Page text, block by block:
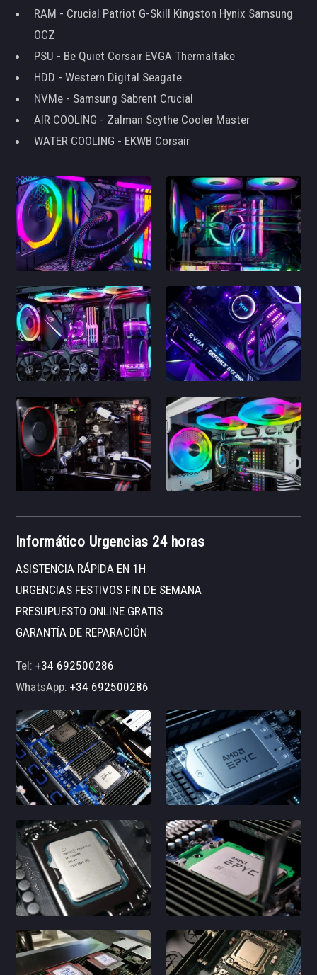
RAM - Crucial Patriot G-Skill Kingston Hynix Samsung
OCZ
PSU - Be Quiet Corsair EVGA Thermaltake
HDD - Western Digital Seagate
NVMe - Samsung Sabrent Crucial
AIR COOLING - Zalman Scythe Cooler Master
WATER COOLING - EKWB Corsair
Informático Urgencias 24 horas
ASISTENCIA RÁPIDA EN 1H
URGENCIAS FESTIVOS FIN DE SEMANA
PRESUPUESTO ONLINE GRATIS
GARANTÍA DE REPARACIÓN
Tel:+34 692500286
WhatsApp:+34 692500286